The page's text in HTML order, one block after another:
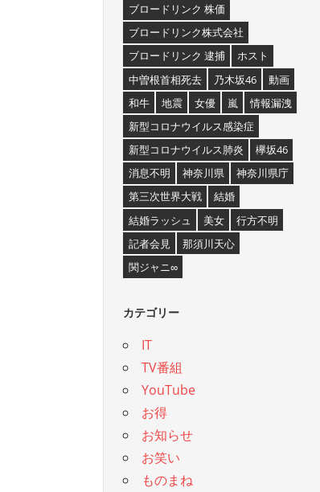
ブロードリンク 株価
ブロードリンク株式会社
ブロードリンク 逮捕
ホスト
中曽根首相死去
乃木坂46
動画
和牛
地震 女優 嵐
情報漏洩
新型コロナウイルス感染症
新型コロナウイルス肺炎
欅坂46
消息不明
神奈川県
神奈川県庁
第三次世界大戦
結婚
結婚ラッシュ
美女
行方不明
記者会見
那須川天心
関ジャニ∞
カテゴリー
IT
TV番組
YouTube
お得
お知らせ
お笑い
ものまね